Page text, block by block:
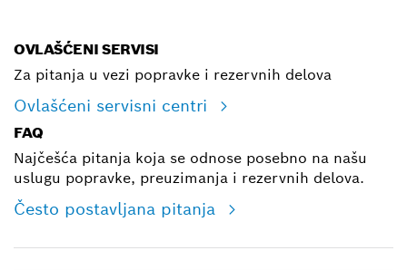
OVLAŠĆENI SERVISI
Za pitanja u vezi popravke i rezervnih delova
Ovlašćeni servisni centri
FAQ
Najčešća pitanja koja se odnose posebno na našu
uslugu popravke, preuzimanja i rezervnih delova.
Često postavljana pitanja